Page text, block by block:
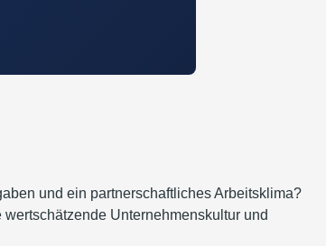
und ein partnerschaftliches Arbeitsklima?
Unternehmenskultur und